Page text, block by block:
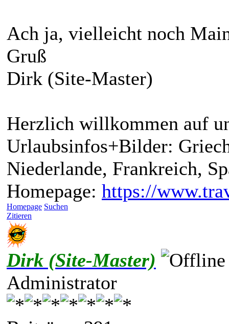
Ach ja, vielleicht noch
Gruß
Dirk (Site-Master)
Herzlich willkommen auf
Urlaubsinfos+Bilder:
Niederlande, Frankreich,
Homepage: https://
Homepage Suchen
Zitieren
Dirk (Site-Master)
Administrator